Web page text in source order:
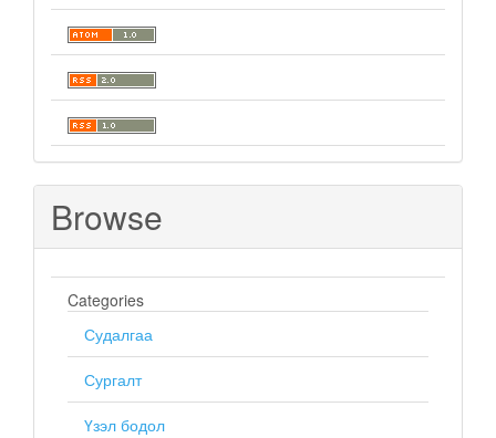
Browse
Categories
Судалгаа
Сургалт
Үзэл бодол